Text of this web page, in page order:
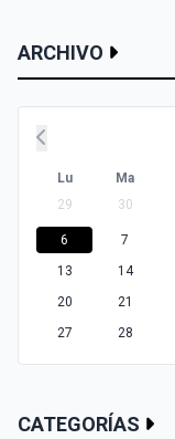
ARCHIVO
Lu Ma
29
30
6
7
13
14
20
21
27
28
CATEGORÍAS